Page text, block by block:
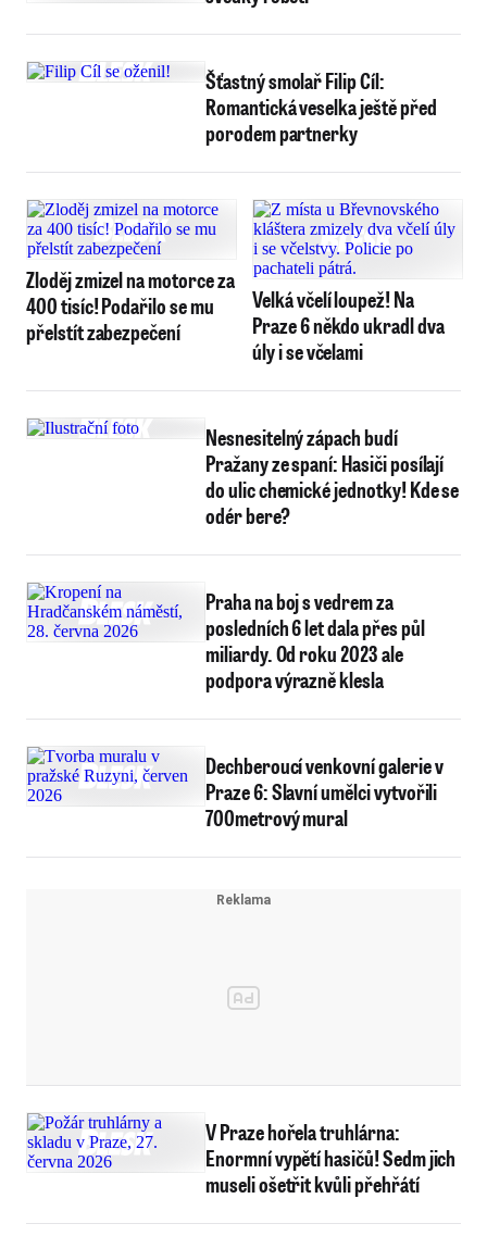
Šťastný smolař Filip Cíl:
Romantická veselka ještě před
porodem partnerky
Zloděj zmizel na motorce za
400 tisíc! Podařilo se mu
přelstít zabezpečení
Velká včelí loupež! Na
Praze 6 někdo ukradl dva
úly i se včelami
Nesnesitelný zápach budí
Pražany ze spaní: Hasiči posílají
do ulic chemické jednotky! Kde se
odér bere?
Praha na boj s vedrem za
posledních 6 let dala přes půl
miliardy. Od roku 2023 ale
podpora výrazně klesla
Dechberoucí venkovní galerie v
Praze 6: Slavní umělci vytvořili
700metrový mural
V Praze hořela truhlárna:
Enormní vypětí hasičů! Sedm jich
museli ošetřit kvůli přehřátí